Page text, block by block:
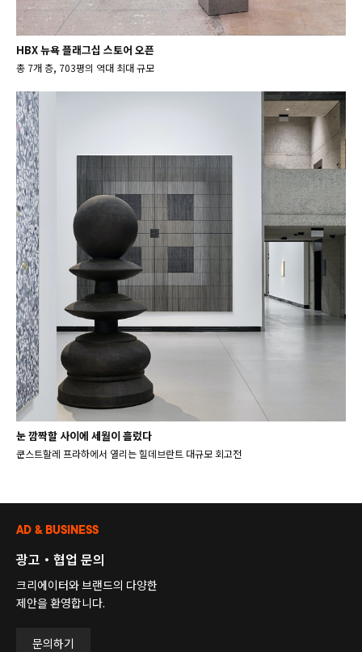
HBX 뉴욕 플래그십 스토어 오픈
총 7개 층, 703평의 역대 최대 규모
눈 깜짝할 사이에 세월이 흘렀다
쿤스트할레 프라하에서 열리는 힐데브란트 대규모 회고전
AD & BUSINESS
광고・협업 문의
크리에이터와 브랜드의 다양한
제안을 환영합니다.
문의하기